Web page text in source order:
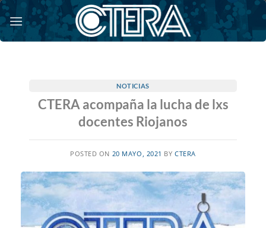
Saltar
al
contenido
NOTICIAS
CTERA acompaña la lucha de lxs
docentes Riojanos
POSTED ON 20 MAYO, 2021 BYCTERA